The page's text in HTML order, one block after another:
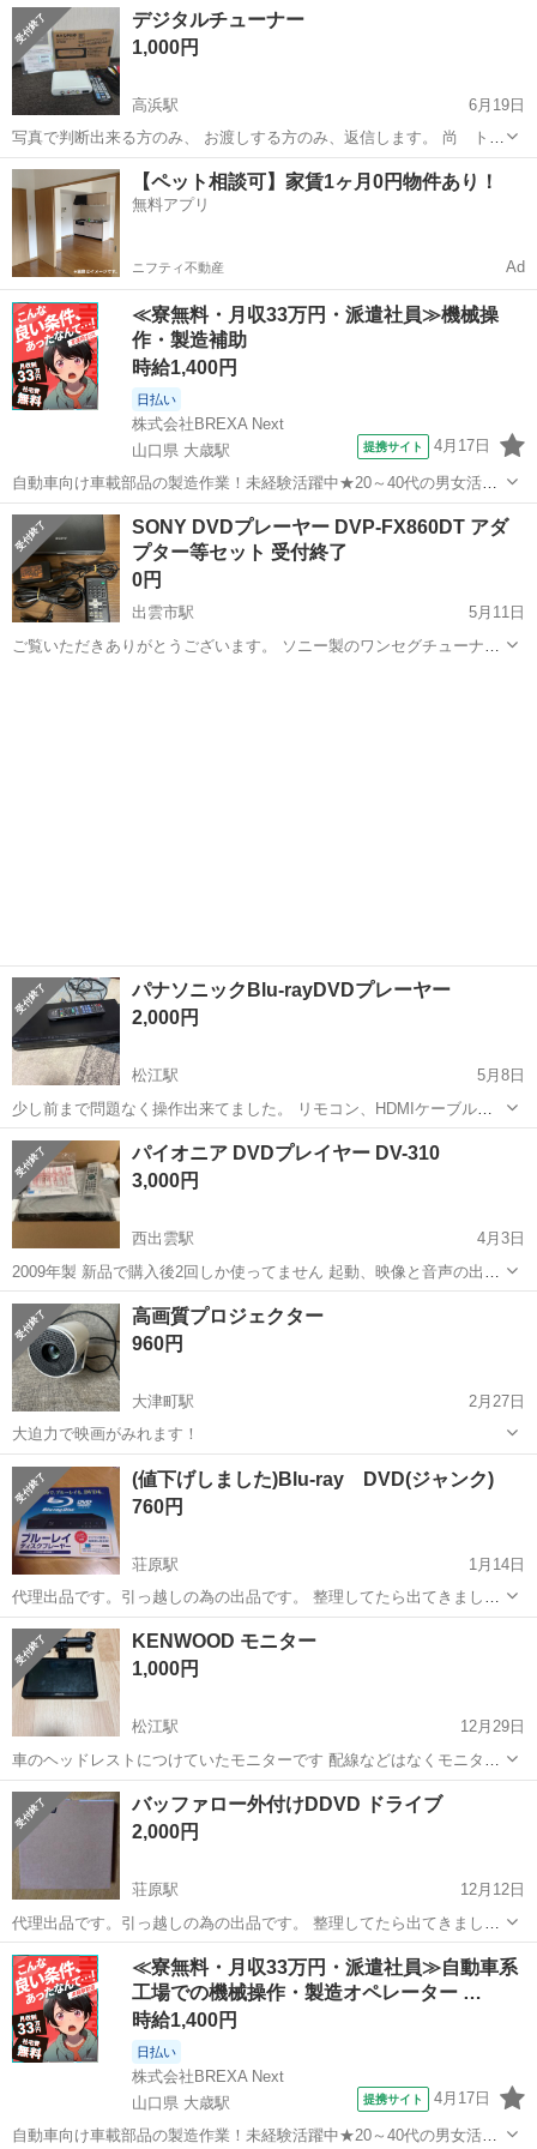
方おられなければ近日中に処分予定です。
島根 松江市 松江しんじ湖温泉駅
映像プレーヤー、レコーダー
デジタルチューナー
1,000円
高浜駅
6月19日
写真で判断出来る方のみ、 お渡しする方のみ、返信します。 尚 トラ
ブル防止のため、複数ご希望の方は、個々の商品に、お問い合わせ下
さい。 引き取り早い方が、最高です 基本 5日以内の 引き取りの方
のみ
島根 出雲市 高浜駅 映像プレーヤー、レコーダー
【ペット相談可】家賃1ヶ月0円物件あり！
無料アプリ
ニフティ不動産 Ad
≪寮無料・月収33万円・派遣社員≫機械操
作・製造補助
時給1,400円
日払い
株式会社BREXA Next
山口県 大歳駅
提携サイト 4月17日
自動車向け車載部品の製造作業！未経験活躍中★20～40代の男女活躍
中！友達同士での応募OK！備品付きワンルーム寮費無料！赴任旅費会
社負担！生活支援物資事前対応可◎格安食堂利用可！年間休日135日
♪《山口県山口市》 人気の工...
山口 山口市 大歳駅 その他
SONY DVDプレーヤー DVP-FX860DT アダ
プター等セット 受付終了
0円
出雲市駅
5月11日
ご覧いただきありがとうございます。 ソニー製のワンセグチューナー
パナソニックBlu-rayDVDプレーヤー
2,000円
松江駅
5月8日
少し前まで問題なく操作出来てました。 リモコン、HDMIケーブル付
属 日曜日の午後以降のお取引き希望です。 上面に少しだけへこみがあ
ります。
島根 松江市 松江駅 映像プレーヤー、レコーダー
パナソニック
パイオニア DVDプレイヤー DV-310
3,000円
西出雲駅
4月3日
2009年製 新品で購入後2回しか使ってません 起動、映像と音声の出
力、DVD再生OK リモコンも動作確認済み セット内容 箱、DVDプレイ
ヤー本体、リモコン、AV端子映像ケーブル、説明書、保証書、発泡ス
チロールや袋など 再...
島根 出雲市 西出雲駅 映像プレーヤー、レコーダー
DVD
高画質プロジェクター
960円
大津町駅
2月27日
大迫力で映画がみれます！
島根 出雲市 大津町駅 映像プレーヤー、レコーダー
プロジェクター
(値下げしました)Blu-ray DVD(ジャンク)
760円
荘原駅
1月14日
代理出品です。引っ越しの為の出品です。 整理してたら出てきまし
た。 電源入りましたが、テレビが無いため他は不明です。なのでジャ
ンク扱いにさせて頂きました。 NR,ＮＣでおねがいします。 取りに来
てくれ方希望ですが小さいものな...
島根 出雲市 映像プレーヤー、レコーダー
DVD
KENWOOD モニター
1,000円
松江駅
12月29日
車のヘッドレストにつけていたモニターです 配線などはなくモニター
と取り付け金具のみです
島根 松江市 映像プレーヤー、レコーダー
モニター
バッファロー外付けDDVD ドライブ
2,000円
荘原駅
12月12日
代理出品です。引っ越しの為の出品です。 整理してたら出てきまし
た。 NR,ＮＣでおねがいします。 取りに来てくれ方希望ですが小さい
ものなので持っていける所なら待ち合わせできます 現状引き渡しにな
ります。
島根 出雲市 荘原駅 映像プレーヤー、レコーダー
バッファロー
≪寮無料・月収33万円・派遣社員≫自動車系
工場での機械操作・製造オペレーター …
時給1,400円
日払い
株式会社BREXA Next
山口県 大歳駅
提携サイト 4月17日
自動車向け車載部品の製造作業！未経験活躍中★20～40代の男女活躍